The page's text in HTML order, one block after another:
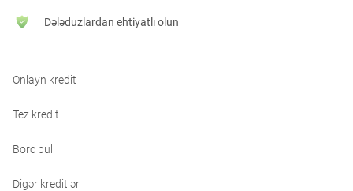
Onlayn kredit
Tez kredit
Borc pul
Digər kreditlər
Dələduzlardan ehtiyatlı olun